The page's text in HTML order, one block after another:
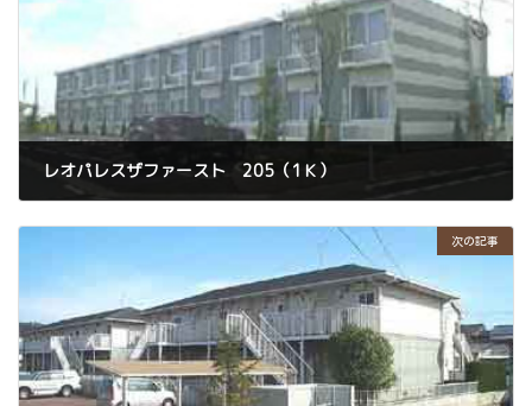
レオパレスザファースト 205（1Ｋ）
2025年6月8日
次の記事